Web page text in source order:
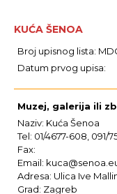
KUĆA ŠENOA
Broj upisnog lista:
Datum prvog upisa:
Muzej, galerija ili
Naziv: Kuća Šenoa
Tel: 01/4677-608, 091/
Fax:
Email:
Adresa: Ulica Ive
Grad: Zagreb